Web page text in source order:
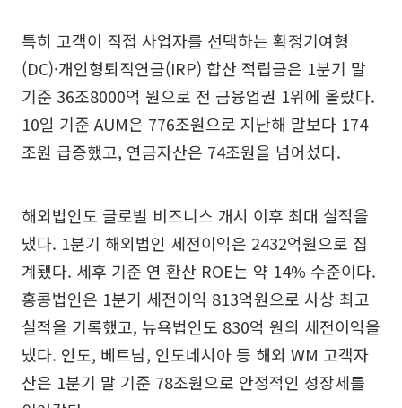
특히 고객이 직접 사업자를 선택하는 확정기여형
(DC)·개인형퇴직연금(IRP) 합산 적립금은 1분기 말
기준 36조8000억 원으로 전 금융업권 1위에 올랐다.
10일 기준 AUM은 776조원으로 지난해 말보다 174
조원 급증했고, 연금자산은 74조원을 넘어섰다.
해외법인도 글로벌 비즈니스 개시 이후 최대 실적을
냈다. 1분기 해외법인 세전이익은 2432억원으로 집
계됐다. 세후 기준 연 환산 ROE는 약 14% 수준이다.
홍콩법인은 1분기 세전이익 813억원으로 사상 최고
실적을 기록했고, 뉴욕법인도 830억 원의 세전이익을
냈다. 인도, 베트남, 인도네시아 등 해외 WM 고객자
산은 1분기 말 기준 78조원으로 안정적인 성장세를